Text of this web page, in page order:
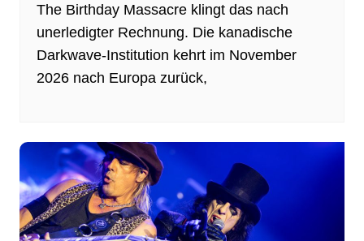
The Birthday Massacre klingt das nach
unerledigter Rechnung. Die kanadische
Darkwave-Institution kehrt im November
2026 nach Europa zurück,